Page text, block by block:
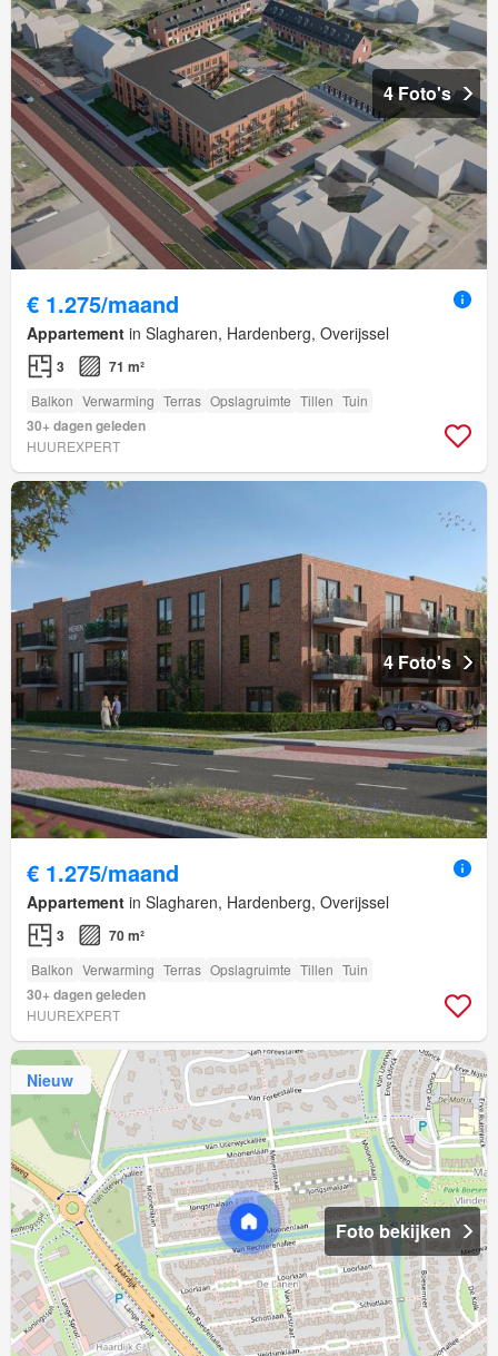
4 Foto's
€ 1.275/maand
Appartement in Slagharen, Hardenberg, Overijssel
3 71 m²
Balkon Verwarming Terras Opslagruimte Tillen Tuin
30+ dagen geleden
HUUREXPERT
4 Foto's
€ 1.275/maand
Appartement in Slagharen, Hardenberg, Overijssel
3 70 m²
Balkon Verwarming Terras Opslagruimte Tillen Tuin
30+ dagen geleden
HUUREXPERT
Nieuw
Foto bekijken